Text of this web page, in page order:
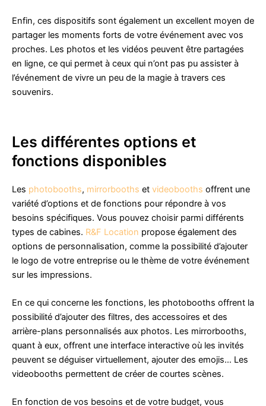
Enfin, ces dispositifs sont également un excellent moyen de
partager les moments forts de votre événement avec vos
proches. Les photos et les vidéos peuvent être partagées
en ligne, ce qui permet à ceux qui n’ont pas pu assister à
l’événement de vivre un peu de la magie à travers ces
souvenirs.
Les différentes options et
fonctions disponibles
Les photobooths, mirrorbooths et videobooths offrent une
variété d’options et de fonctions pour répondre à vos
besoins spécifiques. Vous pouvez choisir parmi différents
types de cabines. R&F Location propose également des
options de personnalisation, comme la possibilité d’ajouter
le logo de votre entreprise ou le thème de votre événement
sur les impressions.
En ce qui concerne les fonctions, les photobooths offrent la
possibilité d’ajouter des filtres, des accessoires et des
arrière-plans personnalisés aux photos. Les mirrorbooths,
quant à eux, offrent une interface interactive où les invités
peuvent se déguiser virtuellement, ajouter des emojis… Les
videobooths permettent de créer de courtes scènes.
En fonction de vos besoins et de votre budget, vous